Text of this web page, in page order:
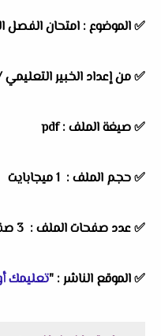
✅الموضوع : امتحان الفصل
✅من إعداد الخبير
✅ صيغة الملف : pdf
✅ حجم الملف : 1 ميجابايت
✅ عدد صفحات الملف : 3 صفحات
✅الموقع الناشر : "تعليمك